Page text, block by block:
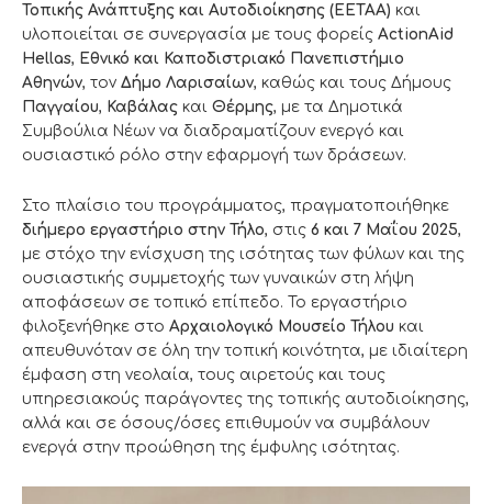
Τοπικής Ανάπτυξης και Αυτοδιοίκησης (ΕΕΤΑΑ) και
υλοποιείται σε συνεργασία με τους φορείς ActionAid
Hellas, Εθνικό και Καποδιστριακό Πανεπιστήμιο
Αθηνών, τον Δήμο Λαρισαίων, καθώς και τους Δήμους
Παγγαίου, Καβάλας και Θέρμης, με τα Δημοτικά
Συμβούλια Νέων να διαδραματίζουν ενεργό και
ουσιαστικό ρόλο στην εφαρμογή των δράσεων.
Στο πλαίσιο του προγράμματος, πραγματοποιήθηκε
διήμερο εργαστήριο στην Τήλο, στις 6 και 7 Μαΐου 2025,
με στόχο την ενίσχυση της ισότητας των φύλων και της
ουσιαστικής συμμετοχής των γυναικών στη λήψη
αποφάσεων σε τοπικό επίπεδο. Το εργαστήριο
φιλοξενήθηκε στο Αρχαιολογικό Μουσείο Τήλου και
απευθυνόταν σε όλη την τοπική κοινότητα, με ιδιαίτερη
έμφαση στη νεολαία, τους αιρετούς και τους
υπηρεσιακούς παράγοντες της τοπικής αυτοδιοίκησης,
αλλά και σε όσους/όσες επιθυμούν να συμβάλουν
ενεργά στην προώθηση της έμφυλης ισότητας.